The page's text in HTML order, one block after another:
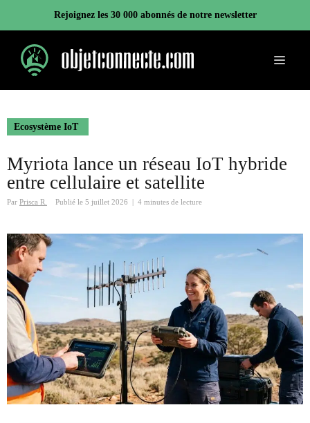
contenu
Rejoignez les 30 000 abonnés de notre newsletter
Menu
Ecosystème IoT
Myriota lance un réseau IoT hybride
entre cellulaire et satellite
Par Prisca R. Publié le 5 juillet 2026 4 minutes de lecture